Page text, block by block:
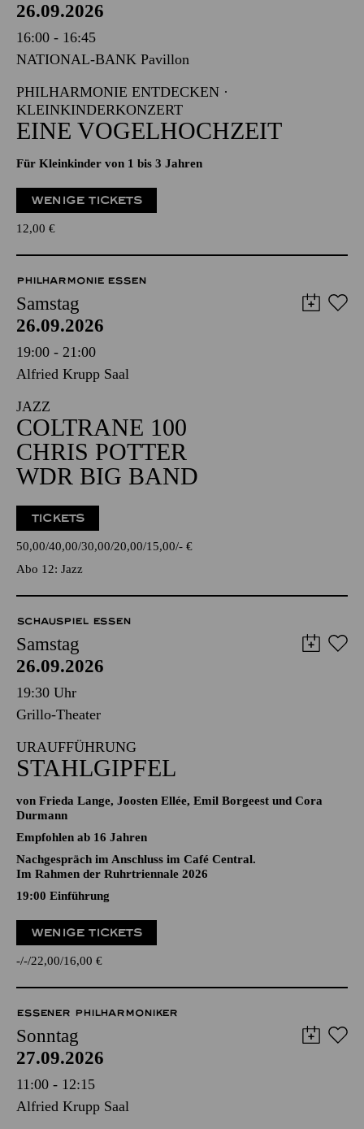
26.09.2026
16:00 - 16:45
NATIONAL-BANK Pavillon
PHILHARMONIE ENTDECKEN ·
KLEINKINDERKONZERT
EINE VOGELHOCHZEIT
Für Kleinkinder von 1 bis 3 Jahren
WENIGE TICKETS
12,00 €
PHILHARMONIE ESSEN
Samstag
26.09.2026
19:00 - 21:00
Alfried Krupp Saal
JAZZ
COLTRANE 100
CHRIS POTTER
WDR BIG BAND
TICKETS
50,00 40,00 30,00 20,00 15,00 - €
Abo 12: Jazz
SCHAUSPIEL ESSEN
Samstag
26.09.2026
19:30 Uhr
Grillo-Theater
URAUFFÜHRUNG
STAHLGIPFEL
von Frieda Lange, Joosten Ellée, Emil Borgeest und Cora
Durmann
Empfohlen ab 16 Jahren
Nachgespräch im Anschluss im Café Central.
Im Rahmen der Ruhrtriennale 2026
19:00 Einführung
WENIGE TICKETS
- - 22,00 16,00 €
ESSENER PHILHARMONIKER
Sonntag
27.09.2026
11:00 - 12:15
Alfried Krupp Saal